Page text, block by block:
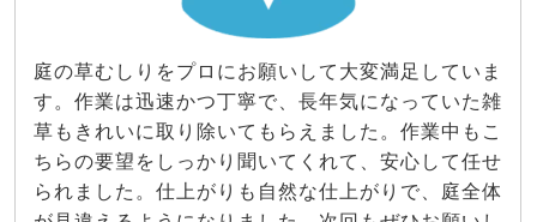
庭の草むしりをプロにお願いして大変満足していま
す。作業は迅速かつ丁寧で、長年気になっていた雑
草もきれいに取り除いてもらえました。作業中もこ
ちらの要望をしっかり聞いてくれて、安心して任せ
られました。仕上がりも自然な仕上がりで、庭全体